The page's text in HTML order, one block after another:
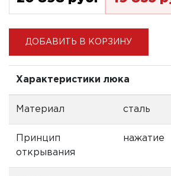
ДОБАВИТЬ В КОРЗИНУ
Характеристики люка
Материал сталь
Принцип
открывания
нажатие